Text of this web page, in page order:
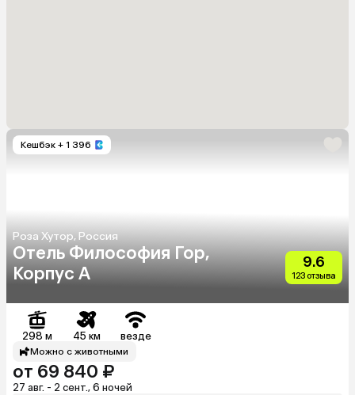
Кешбэк + 1 396
Роза Хутор, Россия
Отель Философия Гор,
Корпус А
9.6
123 отзыва
298 м 45 км везде
Можно с животными
от 69 840 ₽
27 авг. - 2 сент., 6 ночей